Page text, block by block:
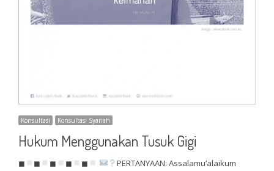
Konsultasi Konsultasi Syariah
Hukum Menggunakan Tusuk Gigi
◼ ◼ ◼ ◼ ◼
PERTANYAAN: Assalamu’alaikum